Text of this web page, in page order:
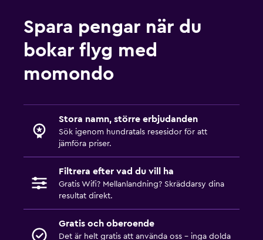
Spara pengar när du
bokar flyg med
momondo
Stora namn, större erbjudanden
Sök igenom hundratals resesidor för att
jämföra priser.
Filtrera efter vad du vill ha
Gratis Wifi? Mellanlandning? Skräddarsy dina
resultat direkt.
Gratis och oberoende
Det är helt gratis att använda oss – inga dolda